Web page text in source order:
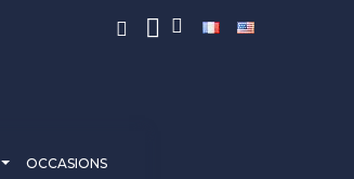
OCCASIONS